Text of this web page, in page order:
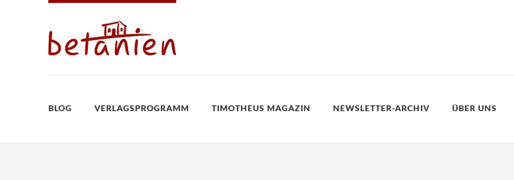
BLOG VERLAGSPROGRAMM TIMOTHEUS MAGAZIN NEWSLETTER-ARCHIV ÜBER UNS